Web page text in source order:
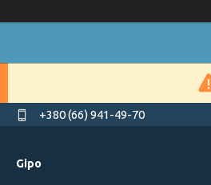
+380 (66) 941-49-70
Gipo